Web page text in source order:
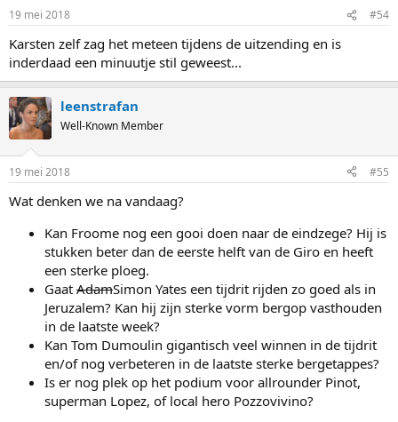
s
19 mei 2018 #54
Karsten zelf zag het meteen tijdens de uitzending en is
inderdaad een minuutje stil geweest...
leenstrafan
Well-Known Member
19 mei 2018 #55
Wat denken we na vandaag?
Kan Froome nog een gooi doen naar de eindzege? Hij is
stukken beter dan de eerste helft van de Giro en heeft
een sterke ploeg.
Gaat AdamSimon Yates een tijdrit rijden zo goed als in
Jeruzalem? Kan hij zijn sterke vorm bergop vasthouden
in de laatste week?
Kan Tom Dumoulin gigantisch veel winnen in de tijdrit
en/of nog verbeteren in de laatste sterke bergetappes?
Is er nog plek op het podium voor allrounder Pinot,
superman Lopez, of local hero Pozzovivino?